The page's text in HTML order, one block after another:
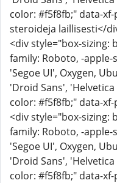
color: #f5f8fb;" data-
steroideja laillisesti</
<div style="box-sizing:
family: Roboto, -apple-
'Segoe UI', Oxygen,
'Droid Sans',
color: #f5f8fb;" data-xf-
<div style="box-sizing:
family: Roboto, -apple-
'Segoe UI', Oxygen,
'Droid Sans',
color: #f5f8fb;" data-